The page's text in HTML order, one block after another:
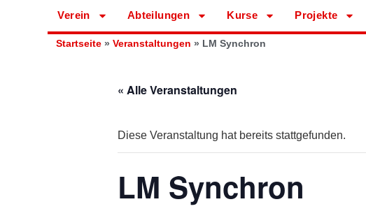
Verein Abteilungen Kurse Projekte
Startseite »Veranstaltungen » LM Synchron
« Alle Veranstaltungen
Diese Veranstaltung hat bereits stattgefunden.
LM Synchron